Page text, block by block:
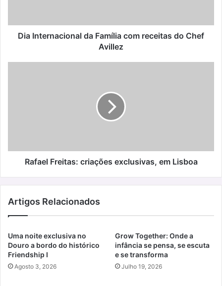
Avillez
Dia Internacional da Família com receitas do Chef
Avillez
Rafael Freitas: criações exclusivas, em Lisboa
Artigos Relacionados
Uma noite exclusiva no
Douro a bordo do histórico
Friendship I
Agosto 3, 2026
Grow Together: Onde a
infância se pensa, se escuta
e se transforma
Julho 19, 2026